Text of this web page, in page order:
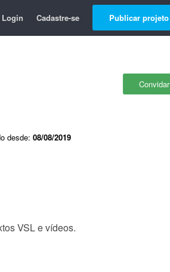
Login Cadastre-se Publicar projeto
Convidar
desde: 08/08/2019
VSL e vídeos.